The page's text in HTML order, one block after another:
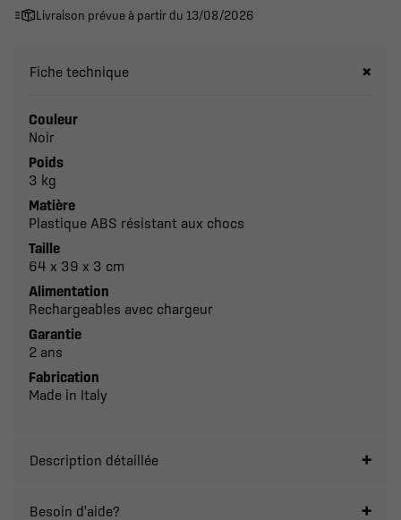
Livraison prévue à partir du 13/08/2026
Fiche technique
Couleur
Noir
Poids
3 kg
Matière
Plastique ABS résistant aux chocs
Taille
64 x 39 x 3 cm
Alimentation
Rechargeables avec chargeur
Garantie
2 ans
Fabrication
Made in Italy
Description détaillée
Besoin d'aide?